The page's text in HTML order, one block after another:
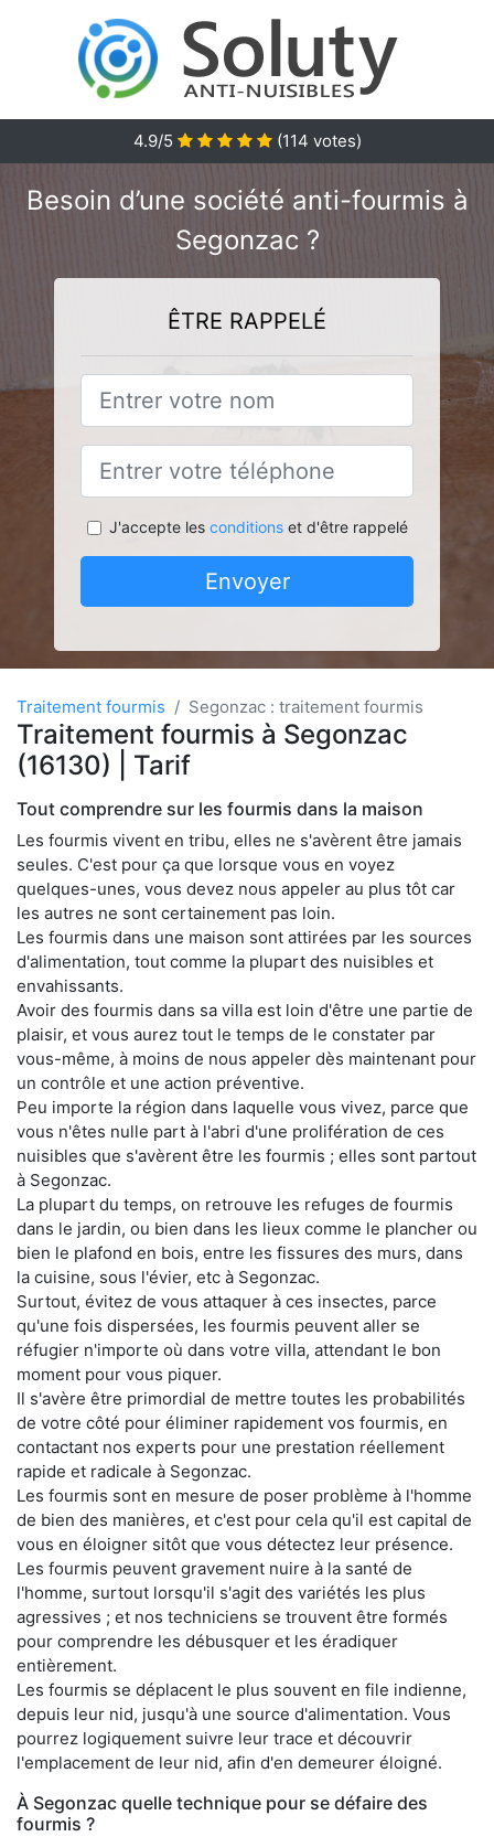
4.9/5 (114 votes)
Besoin d’une société anti-fourmis à
Segonzac ?
ÊTRE RAPPELÉ
J'accepte les conditionset d'être rappelé
Envoyer
Traitement fourmis Segonzac : traitement fourmis
Traitement fourmis à Segonzac
(16130) | Tarif
Tout comprendre sur les fourmis dans la maison
Les fourmis vivent en tribu, elles ne s'avèrent être jamais
seules. C'est pour ça que lorsque vous en voyez
quelques-unes, vous devez nous appeler au plus tôt car
les autres ne sont certainement pas loin.
Les fourmis dans une maison sont attirées par les sources
d'alimentation, tout comme la plupart des nuisibles et
envahissants.
Avoir des fourmis dans sa villa est loin d'être une partie de
plaisir, et vous aurez tout le temps de le constater par
vous-même, à moins de nous appeler dès maintenant pour
un contrôle et une action préventive.
Peu importe la région dans laquelle vous vivez, parce que
vous n'êtes nulle part à l'abri d'une prolifération de ces
nuisibles que s'avèrent être les fourmis ; elles sont partout
à Segonzac.
La plupart du temps, on retrouve les refuges de fourmis
dans le jardin, ou bien dans les lieux comme le plancher ou
bien le plafond en bois, entre les fissures des murs, dans
la cuisine, sous l'évier, etc à Segonzac.
Surtout, évitez de vous attaquer à ces insectes, parce
qu'une fois dispersées, les fourmis peuvent aller se
réfugier n'importe où dans votre villa, attendant le bon
moment pour vous piquer.
Il s'avère être primordial de mettre toutes les probabilités
de votre côté pour éliminer rapidement vos fourmis, en
contactant nos experts pour une prestation réellement
rapide et radicale à Segonzac.
Les fourmis sont en mesure de poser problème à l'homme
de bien des manières, et c'est pour cela qu'il est capital de
vous en éloigner sitôt que vous détectez leur présence.
Les fourmis peuvent gravement nuire à la santé de
l'homme, surtout lorsqu'il s'agit des variétés les plus
agressives ; et nos techniciens se trouvent être formés
pour comprendre les débusquer et les éradiquer
entièrement.
Les fourmis se déplacent le plus souvent en file indienne,
depuis leur nid, jusqu'à une source d'alimentation. Vous
pourrez logiquement suivre leur trace et découvrir
l'emplacement de leur nid, afin d'en demeurer éloigné.
À Segonzac quelle technique pour se défaire des
fourmis ?